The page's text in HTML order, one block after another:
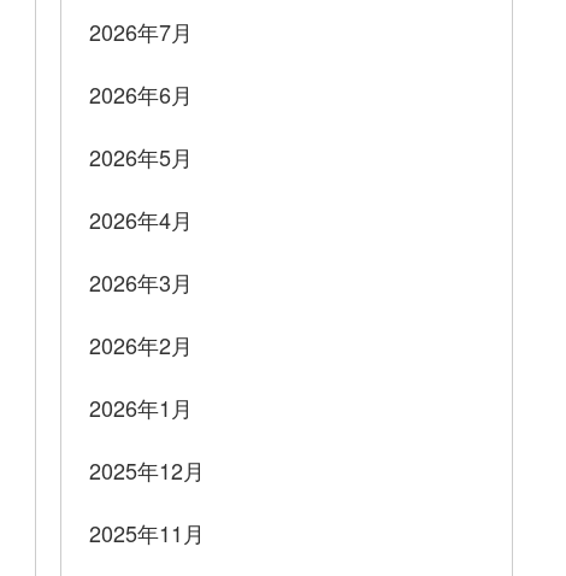
2026年7月
2026年6月
2026年5月
2026年4月
2026年3月
2026年2月
2026年1月
2025年12月
2025年11月